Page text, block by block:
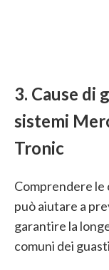
3. Cause di
sistemi
Tronic
Comprendere le
può aiutare a
garantire la
comuni dei